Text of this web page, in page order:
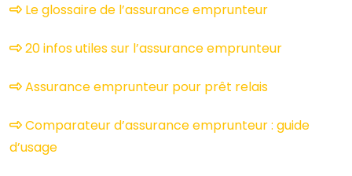
Le glossaire de l’assurance emprunteur
20 infos utiles sur l’assurance emprunteur
Assurance emprunteur pour prêt relais
Comparateur d’assurance emprunteur : guide
d’usage